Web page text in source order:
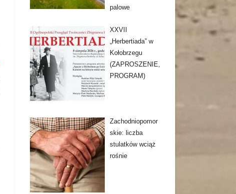
palowe
XXVII
„Herbertiada” w
Kołobrzegu
(ZAPROSZENIE,
PROGRAM)
Zachodniopomor
skie: liczba
stulatków wciąż
rośnie